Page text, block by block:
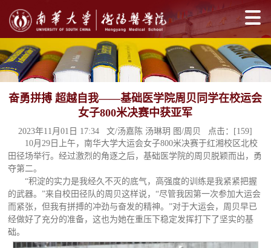
奋勇拼搏 超越自我——基础医学院周贝同学在校运会
女子800米决赛中获亚军
2023年11月01日 17:34 文/汤嘉陈 汤琳玥 图/周贝 点击：[159]
10月29日上午，南华大学大运会女子800米决赛于红湘校区北校
田径场举行。经过激烈的角逐之后，基础医学院的周贝脱颖而出，勇
夺第二。
“积淀的实力是我经久不灭的底气，高强度的训练是我紧紧把握
的武器。”来自校田径队的周贝这样说，“尽管我因第一次参加大运会
而紧张，但我有拼搏的冲劲与奋发的精神。”对于大运会，周贝早已
经做好了充分的准备，这也为她在重压下稳定发挥打下了坚实的基
础。